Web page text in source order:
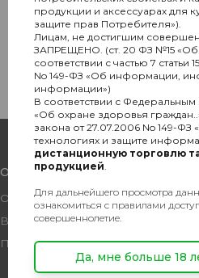
О компании
О нас
Вакансии
Презентация
продукции и аксессуарах для
защите прав Потребителя»).
Лицам, не достигшим
ЗАПРЕЩЕНО. (ст. 20 ФЗ №15 «Об
соответствии с частью 7
No 149-ФЗ «Об информации,
информации»)
В соответствии с Федеральным
«Об охране здоровья
закона от 27.07.2006 No 149-
технологиях и защите
дистанционную торговлю
продукцией
Для дальнейшего просмотра
ознакомиться с правилами
совершеннолетие.
Да, мне больше 18